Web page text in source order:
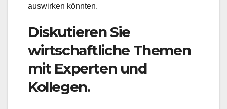
auswirken könnten.
Diskutieren Sie
wirtschaftliche Themen
mit Experten und
Kollegen.